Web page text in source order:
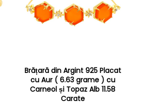
Brățară din Argint 925 Placat
cu Aur ( 6.63 grame ) cu
Carneol și Topaz Alb 11.58
Carate